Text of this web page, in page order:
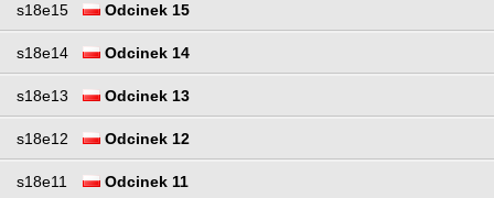
s18e15 Odcinek 15
s18e14 Odcinek 14
s18e13 Odcinek 13
s18e12 Odcinek 12
s18e11 Odcinek 11